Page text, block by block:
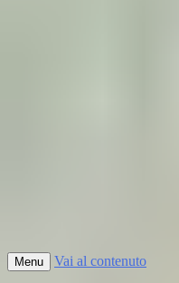
Menu Vai al contenuto